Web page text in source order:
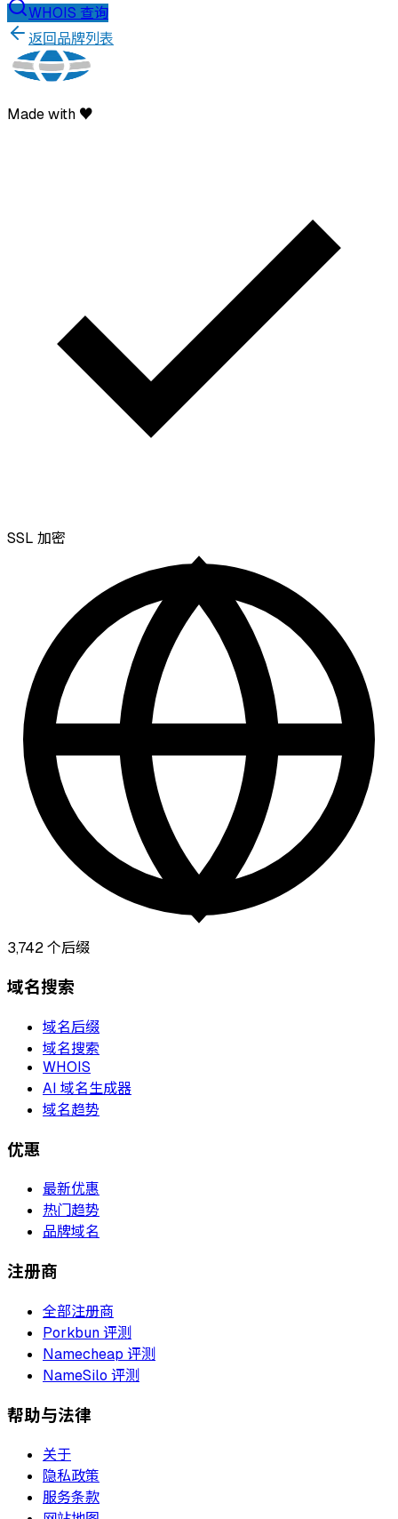
WHOIS 查询
返回品牌列表
Made with ♥
SSL 加密
3,742个后缀
域名搜索
域名后缀
域名搜索
WHOIS
AI 域名生成器
域名趋势
优惠
最新优惠
热门趋势
品牌域名
注册商
全部注册商
Porkbun 评测
Namecheap 评测
NameSilo 评测
帮助与法律
关于
隐私政策
服务条款